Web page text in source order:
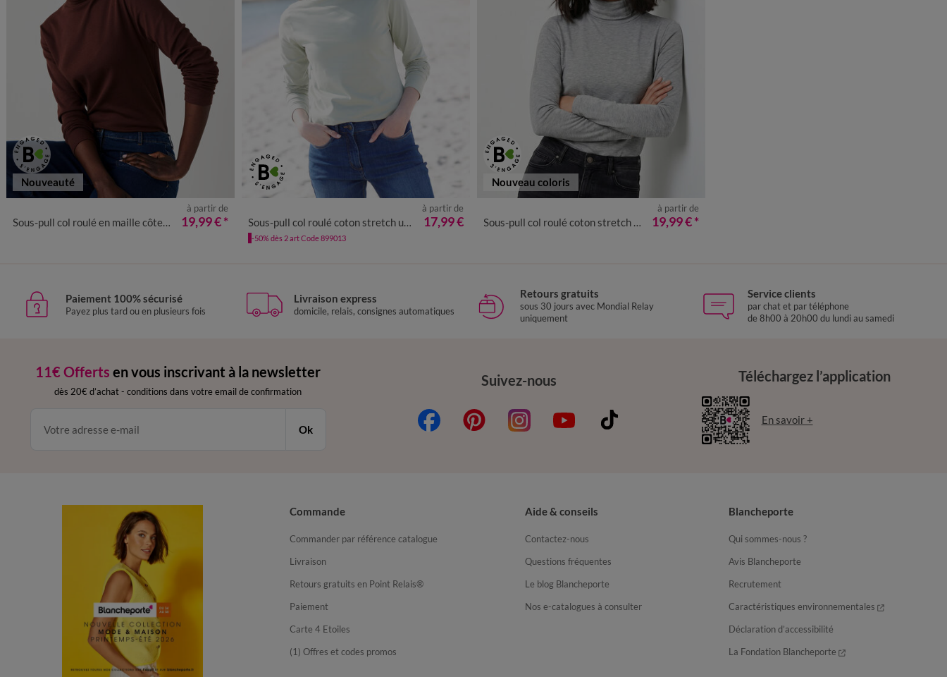
Nouveauté
52 54
Sous-pull col roulé en maille côtelée, uni
à partir de
19,99 €*
52 54
Sous-pull col roulé coton stretch uni
à partir de
17,99 €
-50% dès 2 art Code 899013
Nouveau coloris
52 54
Sous-pull col roulé coton stretch uni
à partir de
19,99 €*
Paiement 100% sécurisé
Payez plus tard ou en plusieurs fois
Livraison express
domicile, relais, consignes automatiques
Retours gratuits
sous 30 jours avec Mondial Relay
uniquement
Service clients
par chat et par téléphone
de 8h00 à 20h00 du lundi au samedi
11€ Offerts en vous inscrivant à la newsletter
dès 20€ d’achat - conditions dans votre email de confirmation
Ok
Suivez-nous Téléchargez l’application
En savoir +
Commande
Commander par référence catalogue
Livraison
Retours gratuits en Point Relais®
Paiement
Carte 4 Etoiles
(1) Offres et codes promos
Aide & conseils
Contactez-nous
Questions fréquentes
Le blog Blancheporte
Nos e-catalogues à consulter
Blancheporte
Qui sommes-nous ?
Avis Blancheporte
Recrutement
Caractéristiques environnementales
Déclaration d’accessibilité
La Fondation Blancheporte